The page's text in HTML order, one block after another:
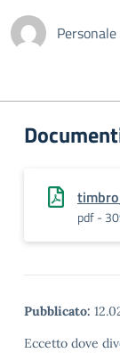
pdf -
Pubblicato:
Eccetto dove